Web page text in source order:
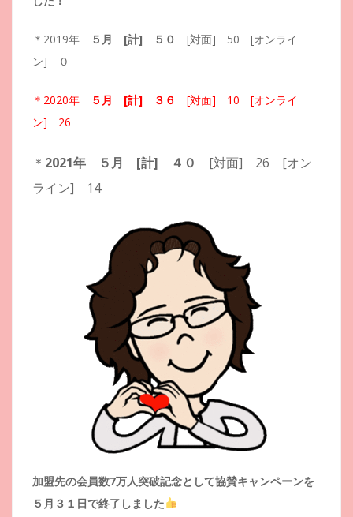
＊2019年 ５月 [計] ５０ [対面] 50 [オンライ
ン] ０
＊2020年 ５月 [計] ３６ [対面] 10 [オンライ
ン] 26
＊ 2021年 ５ 月 [計] ４０ [対面] 26 [オン
ライン] 14
加盟先の会員数7万人突破記念として協賛キャンペーンを
５月３１日で終了しました